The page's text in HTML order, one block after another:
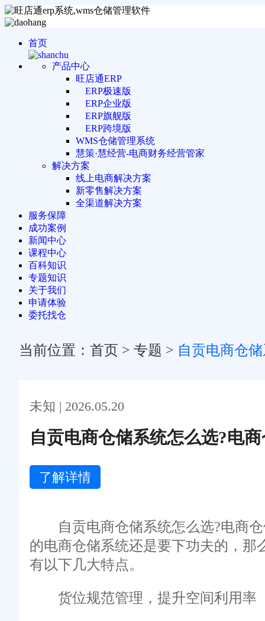
首页
产品中心
旺店通ERP
ERP极速版
ERP企业版
ERP旗舰版
ERP跨境版
WMS仓储管理系统
慧策·慧经营-电商财务经营管家
解决方案
线上电商解决方案
新零售解决方案
全渠道解决方案
服务保障
成功案例
新闻中心
课程中心
百科知识
专题知识
关于我们
申请体验
委托找仓
当前位置： 首页 > 专题 > 自贡电商仓
未知 | 2026.05.20
自贡电商仓储系统怎么选?电
了解详情
自贡电商仓储系统怎么选?电商仓
的电商仓储系统还是要下功夫的，
有以下几大特点。
货位规范管理，提升空间利用率